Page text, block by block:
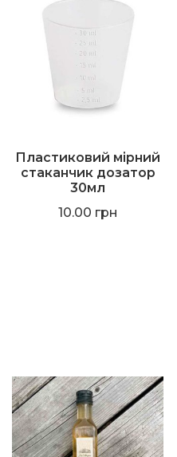
Пластиковий мірний
стаканчик дозатор
30мл
10.00 грн